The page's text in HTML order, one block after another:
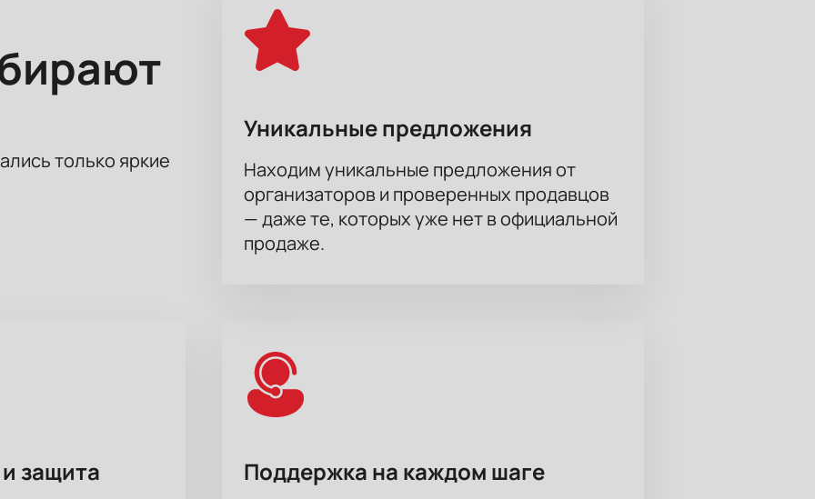
Поэтому попасть на новое камерное шоу будет непросто.При выборе мест рекомендуем обратить
не только лучший вид на сцену, но и лучший звук.
только яркие
Уникальные предложения
Находим уникальные предложения от
организаторов и проверенных продавцов
— даже те, которых уже нет в официальной
продаже.
защита
Поддержка на каждом шаге